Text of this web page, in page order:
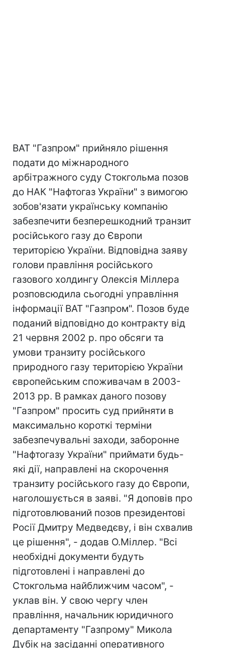
ВАТ "Газпром" прийняло рішення
подати до міжнародного
арбітражного суду Стокгольма позов
до НАК "Нафтогаз України" з вимогою
зобов'язати українську компанію
забезпечити безперешкодний транзит
російського газу до Європи
територією України. Відповідна заяву
голови правління російського
газового холдингу Олексія Міллера
розповсюдила сьогодні управління
інформації ВАТ "Газпром". Позов буде
поданий відповідно до контракту від
21 червня 2002 р. про обсяги та
умови транзиту російського
природного газу територією України
європейським споживачам в 2003-
2013 рр. В рамках даного позову
"Газпром" просить суд прийняти в
максимально короткі терміни
забезпечувальні заходи, заборонне
"Нафтогазу України" приймати будь-
які дії, направлені на скорочення
транзиту російського газу до Європи,
наголошується в заяві. "Я доповів про
підготовлюваний позов президентові
Росії Дмитру Медведєву, і він схвалив
це рішення", - додав О.Міллер. "Всі
необхідні документи будуть
підготовлені і направлені до
Стокгольма найближчим часом", -
уклав він. У свою чергу член
правління, начальник юридичного
департаменту "Газпрому" Микола
Дубік на засіданні оперативного